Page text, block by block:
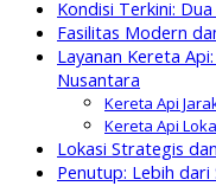
Kondisi Terkini:
Fasilitas Modern
Layanan Kereta
Nusantara
Kereta Api
Kereta Api
Lokasi Strategis
Penutup: Lebih dari